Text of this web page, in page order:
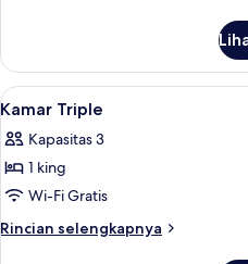
Kamar
Double
Lihat
semua
foto
untuk
Kamar
Triple
4
Kamar Triple
Kapasitas 3
1 king
Wi-Fi Gratis
Rincian selengkapnya
Rincian